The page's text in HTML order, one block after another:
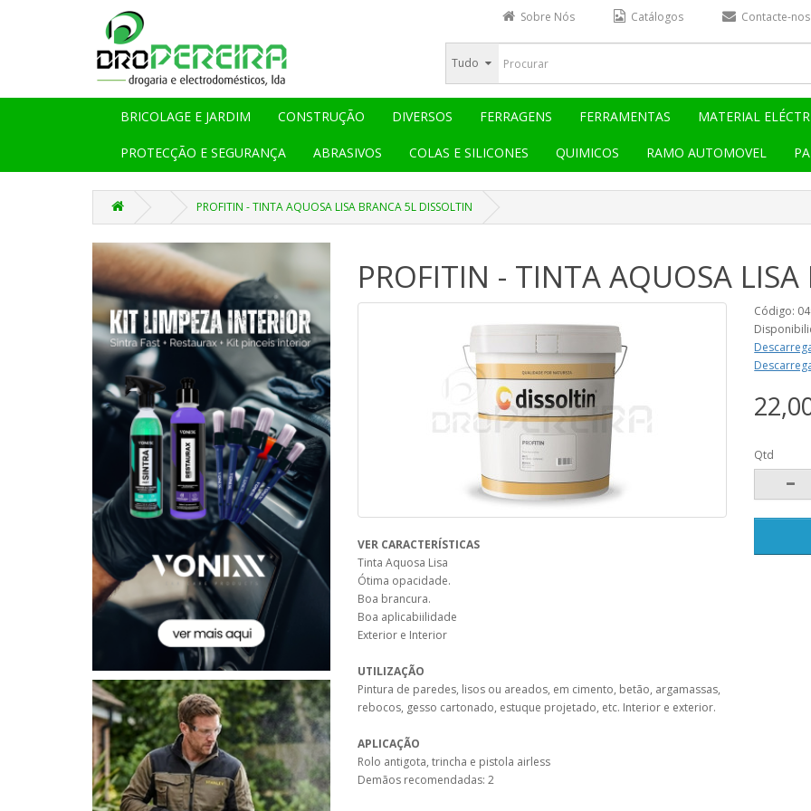
Sobre Nós Catálogos Contacte-nos
Tudo
BRICOLAGE E JARDIM CONSTRUÇÃO DIVERSOS FERRAGENS FERRAMENTAS MATERIAL
PROTECÇÃO E SEGURANÇA ABRASIVOS COLAS E SILICONES QUIMICOS RAMO AUTOMOVEL
PROFITIN - TINTA AQUOSA LISA BRANCA 5L DISSOLTIN
PROFITIN - TINTA AQUOSA
VER CARACTERÍSTICAS
Tinta Aquosa Lisa
Ótima opacidade.
Boa brancura.
Boa aplicabiilidade
Exterior e Interior
UTILIZAÇÃO
Pintura de paredes, lisos ou areados, em cimento, betão, argamassas,
rebocos, gesso cartonado, estuque projetado, etc. Interior e exterior.
APLICAÇÃO
Rolo antigota, trincha e pistola airless
Demãos recomendadas: 2
Código:
Qtd